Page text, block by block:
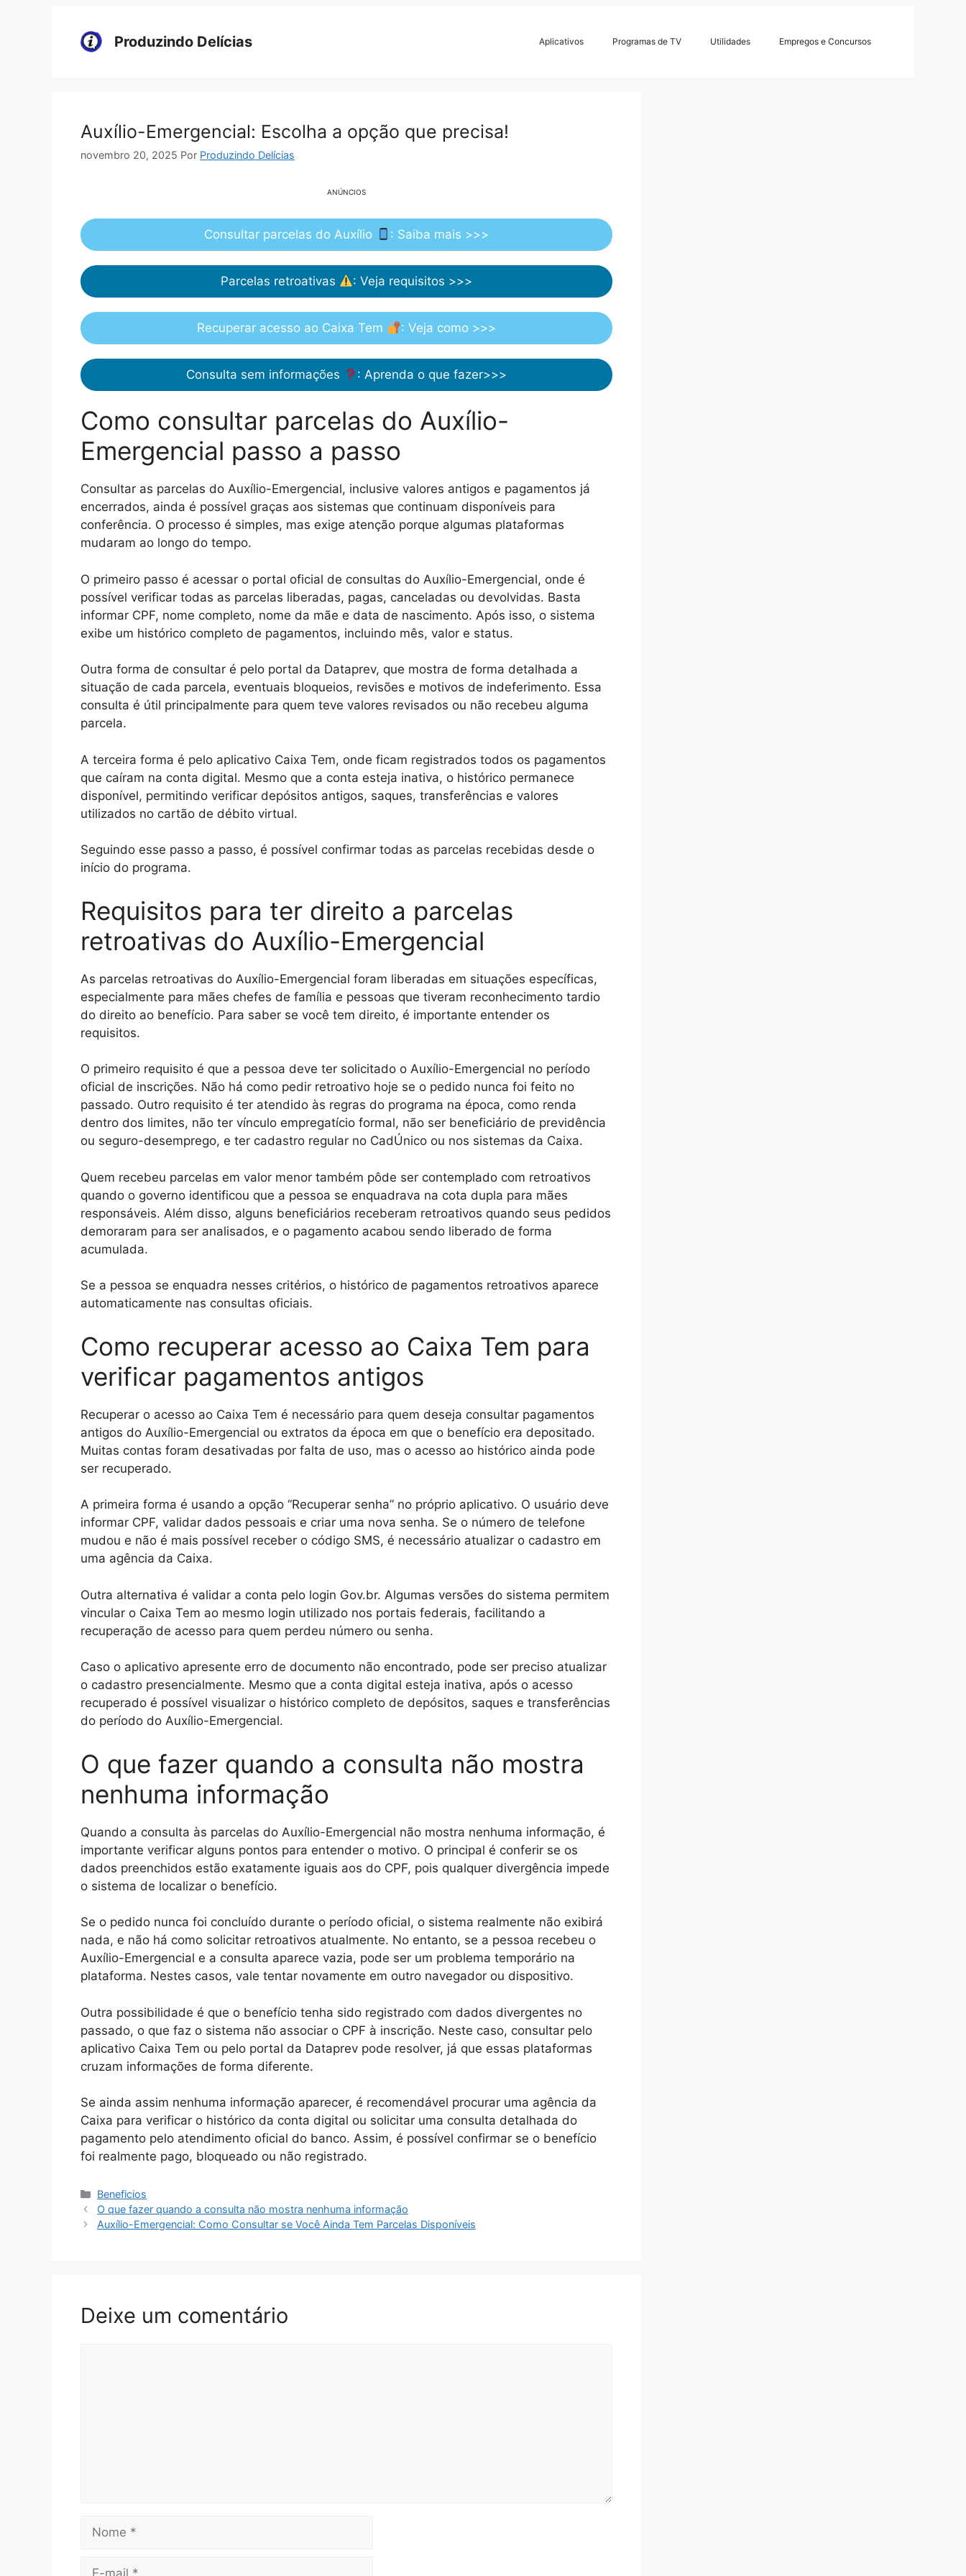
Produzindo Delícias Aplicativos Programas de TV Utilidades Empregos e Concursos
Auxílio-Emergencial: Escolha a opção que precisa!
novembro 20, 2025 Por Produzindo Delícias
ANÚNCIOS
Consultar parcelas do Auxílio : Saiba mais >>>
Parcelas retroativas : Veja requisitos >>>
Recuperar acesso ao Caixa Tem : Veja como >>>
Consulta sem informações : Aprenda o que fazer>>>
Como consultar parcelas do Auxílio-
Emergencial passo a passo
Consultar as parcelas do Auxílio-Emergencial, inclusive valores antigos e pagamentos já
encerrados, ainda é possível graças aos sistemas que continuam disponíveis para
conferência. O processo é simples, mas exige atenção porque algumas plataformas
mudaram ao longo do tempo.
O primeiro passo é acessar o portal oficial de consultas do Auxílio-Emergencial, onde é
possível verificar todas as parcelas liberadas, pagas, canceladas ou devolvidas. Basta
informar CPF, nome completo, nome da mãe e data de nascimento. Após isso, o sistema
exibe um histórico completo de pagamentos, incluindo mês, valor e status.
Outra forma de consultar é pelo portal da Dataprev, que mostra de forma detalhada a
situação de cada parcela, eventuais bloqueios, revisões e motivos de indeferimento. Essa
consulta é útil principalmente para quem teve valores revisados ou não recebeu alguma
parcela.
A terceira forma é pelo aplicativo Caixa Tem, onde ficam registrados todos os pagamentos
que caíram na conta digital. Mesmo que a conta esteja inativa, o histórico permanece
disponível, permitindo verificar depósitos antigos, saques, transferências e valores
utilizados no cartão de débito virtual.
Seguindo esse passo a passo, é possível confirmar todas as parcelas recebidas desde o
início do programa.
Requisitos para ter direito a parcelas
retroativas do Auxílio-Emergencial
As parcelas retroativas do Auxílio-Emergencial foram liberadas em situações específicas,
especialmente para mães chefes de família e pessoas que tiveram reconhecimento tardio
do direito ao benefício. Para saber se você tem direito, é importante entender os
requisitos.
O primeiro requisito é que a pessoa deve ter solicitado o Auxílio-Emergencial no período
oficial de inscrições. Não há como pedir retroativo hoje se o pedido nunca foi feito no
passado. Outro requisito é ter atendido às regras do programa na época, como renda
dentro dos limites, não ter vínculo empregatício formal, não ser beneficiário de previdência
ou seguro-desemprego, e ter cadastro regular no CadÚnico ou nos sistemas da Caixa.
Quem recebeu parcelas em valor menor também pôde ser contemplado com retroativos
quando o governo identificou que a pessoa se enquadrava na cota dupla para mães
responsáveis. Além disso, alguns beneficiários receberam retroativos quando seus pedidos
demoraram para ser analisados, e o pagamento acabou sendo liberado de forma
acumulada.
Se a pessoa se enquadra nesses critérios, o histórico de pagamentos retroativos aparece
automaticamente nas consultas oficiais.
Como recuperar acesso ao Caixa Tem para
verificar pagamentos antigos
Recuperar o acesso ao Caixa Tem é necessário para quem deseja consultar pagamentos
antigos do Auxílio-Emergencial ou extratos da época em que o benefício era depositado.
Muitas contas foram desativadas por falta de uso, mas o acesso ao histórico ainda pode
ser recuperado.
A primeira forma é usando a opção “Recuperar senha” no próprio aplicativo. O usuário deve
informar CPF, validar dados pessoais e criar uma nova senha. Se o número de telefone
mudou e não é mais possível receber o código SMS, é necessário atualizar o cadastro em
uma agência da Caixa.
Outra alternativa é validar a conta pelo login Gov.br. Algumas versões do sistema permitem
vincular o Caixa Tem ao mesmo login utilizado nos portais federais, facilitando a
recuperação de acesso para quem perdeu número ou senha.
Caso o aplicativo apresente erro de documento não encontrado, pode ser preciso atualizar
o cadastro presencialmente. Mesmo que a conta digital esteja inativa, após o acesso
recuperado é possível visualizar o histórico completo de depósitos, saques e transferências
do período do Auxílio-Emergencial.
O que fazer quando a consulta não mostra
nenhuma informação
Quando a consulta às parcelas do Auxílio-Emergencial não mostra nenhuma informação, é
importante verificar alguns pontos para entender o motivo. O principal é conferir se os
dados preenchidos estão exatamente iguais aos do CPF, pois qualquer divergência impede
o sistema de localizar o benefício.
Se o pedido nunca foi concluído durante o período oficial, o sistema realmente não exibirá
nada, e não há como solicitar retroativos atualmente. No entanto, se a pessoa recebeu o
Auxílio-Emergencial e a consulta aparece vazia, pode ser um problema temporário na
plataforma. Nestes casos, vale tentar novamente em outro navegador ou dispositivo.
Outra possibilidade é que o benefício tenha sido registrado com dados divergentes no
passado, o que faz o sistema não associar o CPF à inscrição. Neste caso, consultar pelo
aplicativo Caixa Tem ou pelo portal da Dataprev pode resolver, já que essas plataformas
cruzam informações de forma diferente.
Se ainda assim nenhuma informação aparecer, é recomendável procurar uma agência da
Caixa para verificar o histórico da conta digital ou solicitar uma consulta detalhada do
pagamento pelo atendimento oficial do banco. Assim, é possível confirmar se o benefício
foi realmente pago, bloqueado ou não registrado.
Categorias
Beneficios
O que fazer quando a consulta não mostra nenhuma informação
Auxílio-Emergencial: Como Consultar se Você Ainda Tem Parcelas Disponíveis
Deixe um comentário
Nome